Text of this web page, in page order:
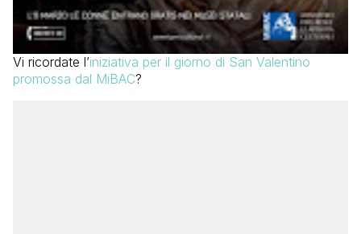
Vi ricordate l’iniziativa per il giorno di San Valentino
promossa dal MiBAC?